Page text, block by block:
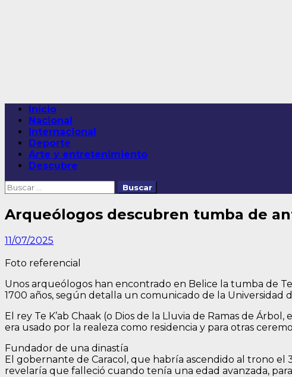
Menú
principal
Inicio
Nacional
Internacional
Deporte
Arte y entretenimiento
Descubre
Buscar:
Arqueólogos descubren tumba de
11/07/2025
Foto referencial
Unos arqueólogos han encontrado en Belice la tumba de
1700 años, según detalla un comunicado de la Universidad
El rey Te K’ab Chaak (o Dios de la Lluvia de Ramas de
era usado por la realeza como residencia y para otras
Fundador de una dinastía
El gobernante de Caracol, que habría ascendido al trono el
revelaría que falleció cuando tenía una edad avanzada,